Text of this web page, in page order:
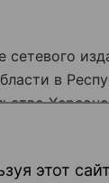
сетевого
в
этот